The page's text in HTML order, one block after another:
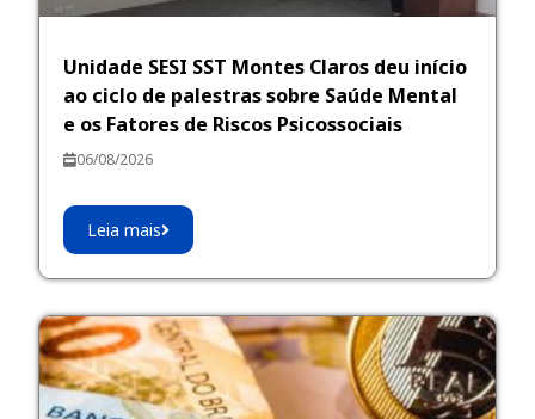
Unidade SESI SST Montes Claros deu início
ao ciclo de palestras sobre Saúde Mental
e os Fatores de Riscos Psicossociais
06/08/2026
Leia mais